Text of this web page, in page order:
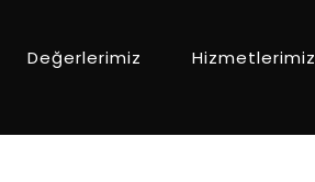
Değerlerimiz Hizmetlerimiz